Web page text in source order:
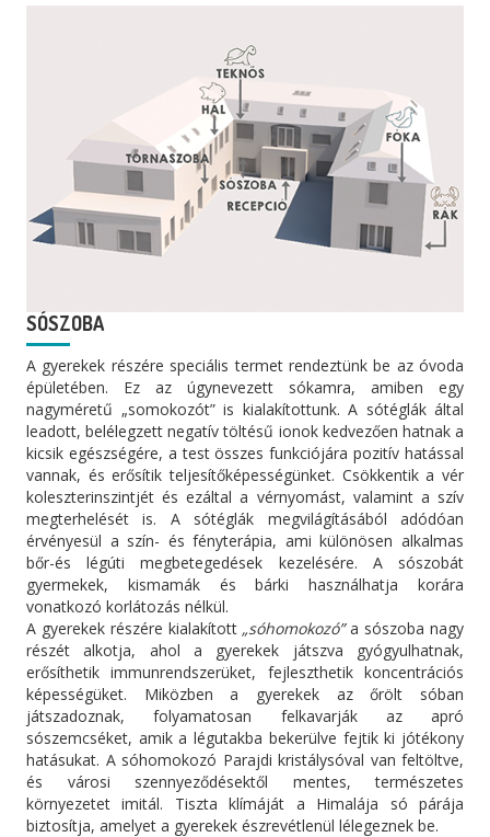
SÓSZOBA
A gyerekek részére speciális termet rendeztünk be az óvoda
épületében. Ez az úgynevezett sókamra, amiben egy
nagyméretű „somokozót” is kialakítottunk. A sótéglák által
leadott, belélegzett negatív töltésű ionok kedvezően hatnak a
kicsik egészségére, a test összes funkciójára pozitív hatással
vannak, és erősítik teljesítőképességünket. Csökkentik a vér
koleszterinszintjét és ezáltal a vérnyomást, valamint a szív
megterhelését is. A sótéglák megvilágításából adódóan
érvényesül a szín- és fényterápia, ami különösen alkalmas
bőr-és légúti megbetegedések kezelésére. A sószobát
gyermekek, kismamák és bárki használhatja korára
vonatkozó korlátozás nélkül.
A gyerekek részére kialakított „sóhomokozó”a sószoba nagy
részét alkotja, ahol a gyerekek játszva gyógyulhatnak,
erősíthetik immunrendszerüket, fejleszthetik koncentrációs
képességüket. Miközben a gyerekek az őrölt sóban
játszadoznak, folyamatosan felkavarják az apró
sószemcséket, amik a légutakba bekerülve fejtik ki jótékony
hatásukat. A sóhomokozó Parajdi kristálysóval van feltöltve,
és városi szennyeződésektől mentes, természetes
környezetet imitál. Tiszta klímáját a Himalája só párája
biztosítja, amelyet a gyerekek észrevétlenül lélegeznek be.